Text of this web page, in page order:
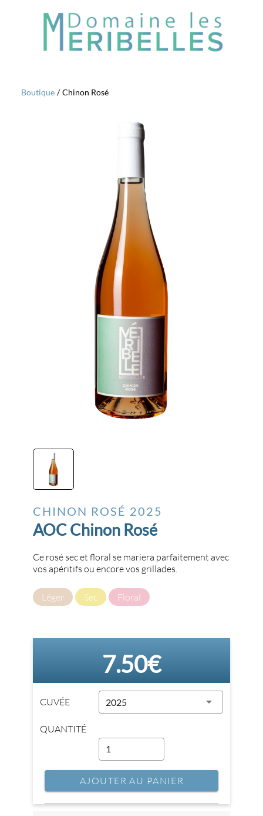
Boutique / Chinon Rosé
CHINON ROSÉ 2025
AOC Chinon Rosé
Ce rosé sec et floral se mariera parfaitement avec
vos apéritifs ou encore vos grillades.
Léger Sec Floral
7.50€
CUVÉE 2025
QUANTITÉ
AJOUTER AU PANIER